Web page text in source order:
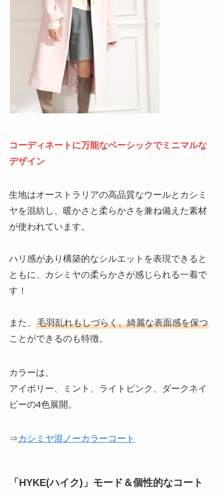
コーディネートに万能なベーシックでミニマルな
デザイン
生地はオーストラリアの高品質なウールとカシミ
ヤを混紡し、暖かさと柔らかさを兼ね備えた素材
が使われています。
ハリ感があり構築的なシルエットを表現できると
ともに、カシミヤの柔らかさが感じられる一着で
す！
また、 毛羽乱れもしづらく、綺麗な表面感を保つ
ことができるのも特徴。
カラーは、
アイボリー、ミント、ライトピンク、ダークネイ
ビーの4色展開。
⇒カシミヤ混ノーカラーコート
「 HYKE(ハイク) 」モード＆個性的なコート